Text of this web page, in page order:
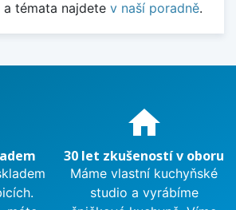
a témata najdete v naší poradně.
u nás? home
30 let zkušeností v oboru
Máme vlastní kuchyňské
studio a vyrábíme